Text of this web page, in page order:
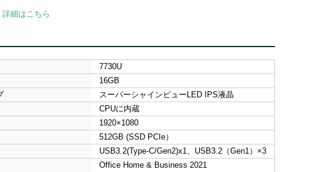
詳細はこちら
7730U
16GB
スーパーシャインビューLED IPS液晶
CPUに内蔵
1920×1080
512GB (SSD PCIe）
USB3.2(Type-C/Gen2)x1、USB3.2（Gen1）×3
Office Home & Business 2021